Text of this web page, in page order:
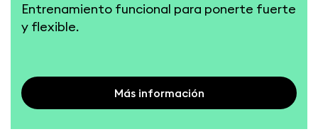
Entrenamiento funcional para ponerte fuerte
y flexible.
Más información